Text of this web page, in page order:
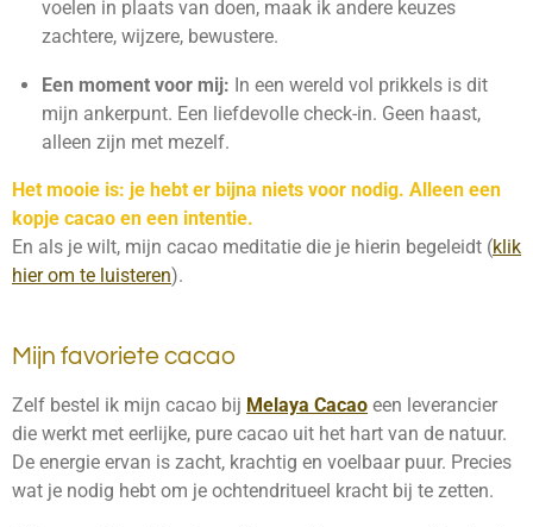
voelen in plaats van doen, maak ik andere keuzes
zachtere, wijzere, bewustere.
Een moment voor mij: In een wereld vol prikkels is dit
mijn ankerpunt. Een liefdevolle check-in. Geen haast,
alleen zijn met mezelf.
Het mooie is: je hebt er bijna niets voor nodig. Alleen een
kopje cacao en een intentie.
En als je wilt, mijn cacao meditatie die je hierin begeleidt (klik
hier om te luisteren).
Mijn favoriete cacao
Zelf bestel ik mijn cacao bij Melaya Cacao een leverancier
die werkt met eerlijke, pure cacao uit het hart van de natuur.
De energie ervan is zacht, krachtig en voelbaar puur. Precies
wat je nodig hebt om je ochtendritueel kracht bij te zetten.